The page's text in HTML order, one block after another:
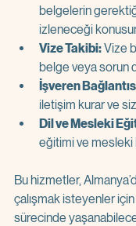
belgelerin
izleneceği
Vize Takibi: Vize
belge veya sorun
İşveren
iletişim kurar ve
Dil ve Mesleki
eğitimi ve mesleki
Bu hizmetler,
çalışmak isteyenler
sürecinde